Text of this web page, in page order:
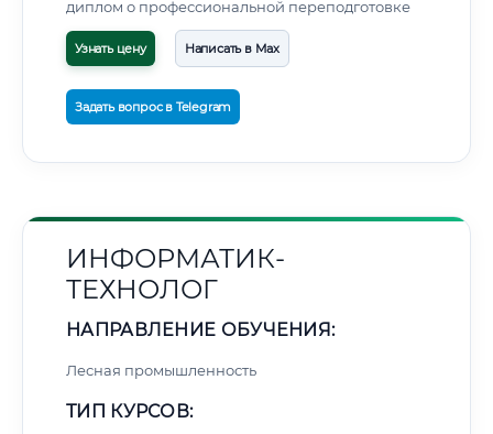
диплом о профессиональной переподготовке
Узнать цену Написать в Max
Задать вопрос в Telegram
ИНФОРМАТИК-
ТЕХНОЛОГ
НАПРАВЛЕНИЕ ОБУЧЕНИЯ:
Лесная промышленность
ТИП КУРСОВ: